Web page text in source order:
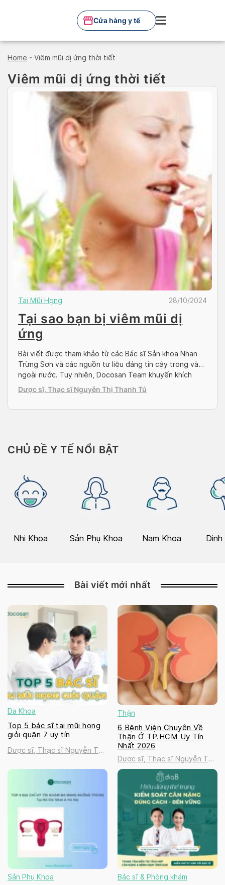
Cửa hàng y tế
Home - Viêm mũi dị ứng thời tiết
Viêm mũi dị ứng thời tiết
Tai Mũi Họng 28/10/2024
Tại sao bạn bị viêm mũi dị
ứng
Bài viết được tham khảo từ các Bác sĩ Sản khoa Nhan
Trừng Sơn và các nguồn tư liệu đáng tin cậy trong và
ngoài nước. Tuy nhiên, Docosan Team khuyến khích
bệnh nhân hãy tìm và đặt lịch hẹn với bác sĩ có chuyên
môn để điều trị trên Docosan.com Đầu tiên chúng ta
Dược sĩ, Thạc sĩ Nguyễn Thị Thanh Tú
CHỦ ĐỀ Y TẾ NỔI BẬT
Nhi Khoa Sản Phụ Khoa Nam Khoa Dinh
Bài viết mới nhất
Đa Khoa
Top 5 bác sĩ tai mũi họng
giỏi quận 7 uy tín
Dược sĩ, Thạc sĩ Nguyễn Thị
Thận
6 Bệnh Viện Chuyên Về
Thận Ở TP.HCM Uy Tín
Nhất 2026
Dược sĩ, Thạc sĩ Nguyễn Thị
Thanh Tú
Sản Phụ Khoa Bác sĩ & Phòng khám